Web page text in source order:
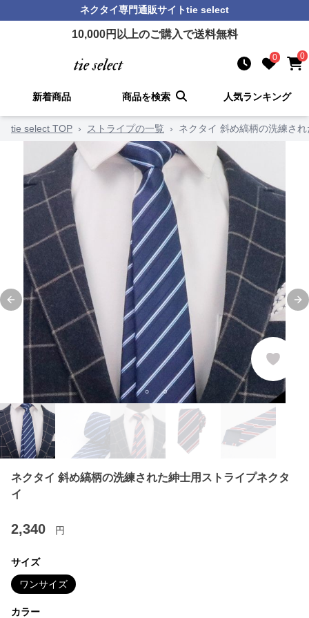
ネクタイ専門通販サイトtie select
10,000円以上のご購入で送料無料
0 0
新着商品 商品を検索 人気ランキング
tie select TOP › ストライプの一覧 › ネクタイ 斜め縞柄の洗練さ
Previous slide
ネクタイ 斜め縞柄の洗練された紳士用ストライプネクタ
イ
2,340 円
サイズ
ワンサイズ
カラー